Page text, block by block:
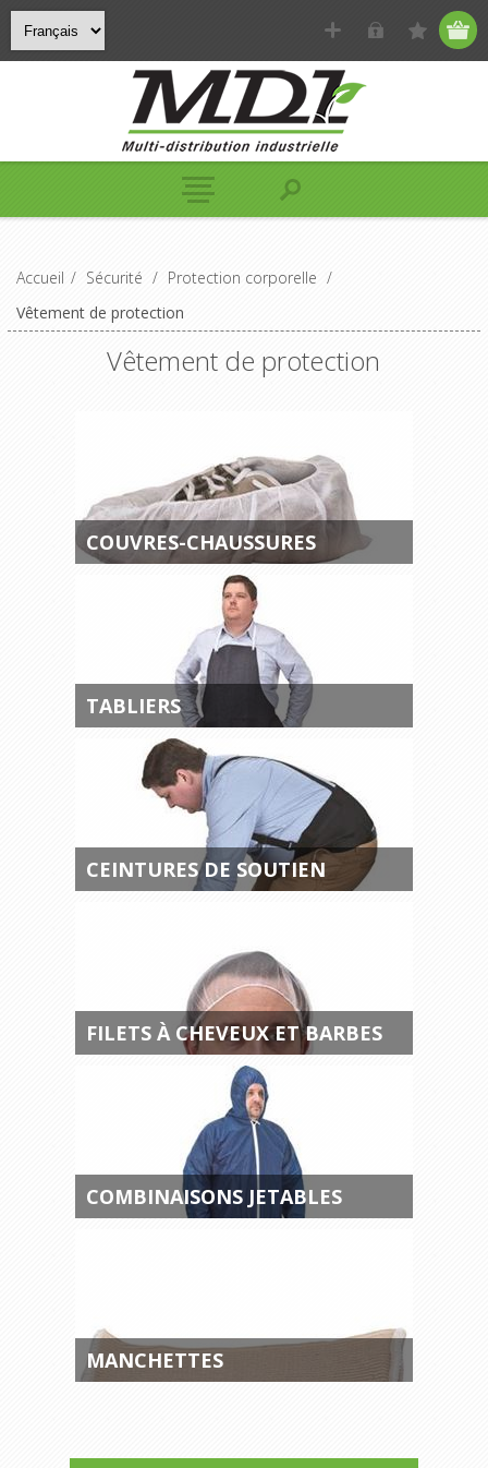
Accueil / Sécurité / Protection corporelle /
Vêtement de protection
Vêtement de protection
COUVRES-CHAUSSURES
TABLIERS
CEINTURES DE SOUTIEN
FILETS À CHEVEUX ET BARBES
COMBINAISONS JETABLES
MANCHETTES